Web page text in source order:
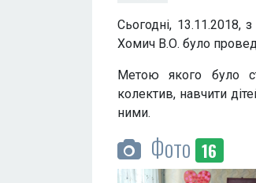
Сьогодні, 13.11.2018,
Хомич В.О. було
Метою якого було
колектив, навчити
ними.
Фото 16